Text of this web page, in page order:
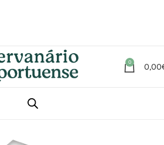
0 0,00
Compotas | Cremes | Manteigas | Patés